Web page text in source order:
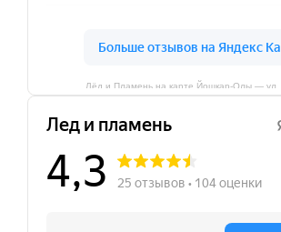
Лёд и Пламень на карте Йошкар‑Олы —